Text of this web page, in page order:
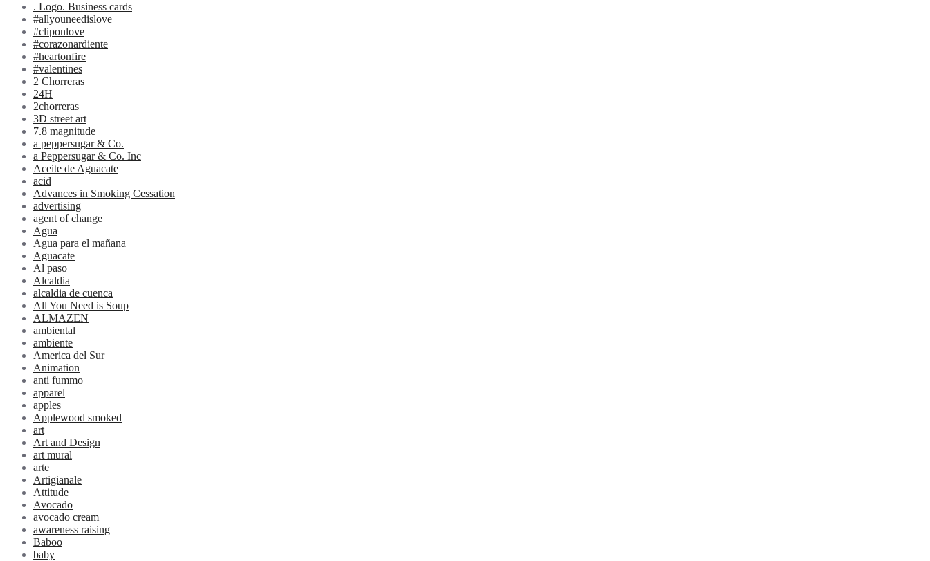
. Logo. Business cards
#allyouneedislove
#cliponlove
#corazonardiente
#heartonfire
#valentines
2 Chorreras
24H
2chorreras
3D street art
7.8 magnitude
a peppersugar & Co.
a Peppersugar & Co. Inc
Aceite de Aguacate
acid
Advances in Smoking Cessation
advertising
agent of change
Agua
Agua para el mañana
Aguacate
Al paso
Alcaldia
alcaldia de cuenca
All You Need is Soup
ALMAZEN
ambiental
ambiente
America del Sur
Animation
anti fummo
apparel
apples
Applewood smoked
art
Art and Design
art mural
arte
Artigianale
Attitude
Avocado
avocado cream
awareness raising
Baboo
baby